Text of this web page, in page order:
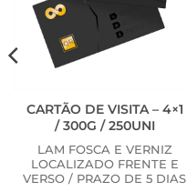
CARTÃO DE VISITA – 4×1
/ 300G / 250UNI
LAM FOSCA E VERNIZ
LOCALIZADO FRENTE E
VERSO / PRAZO DE 5 DIAS